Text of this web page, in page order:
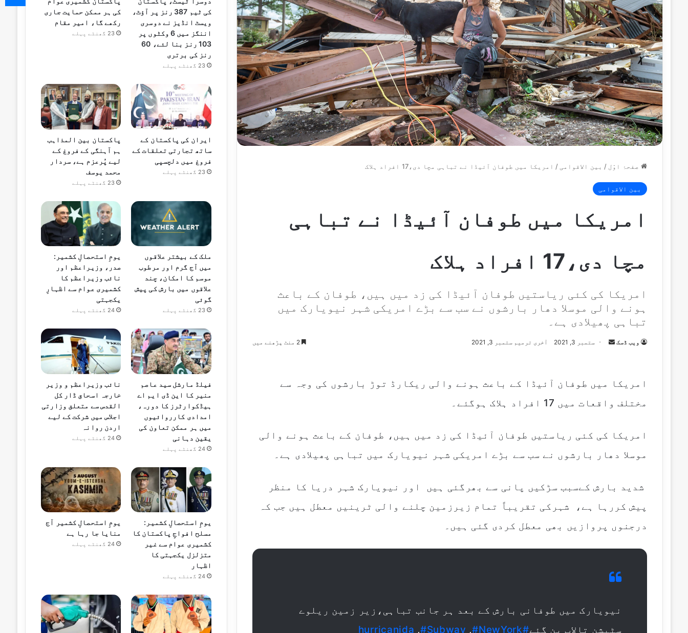
صفحۂ اوّل / بین الاقوامی / امریکا میں طوفان آئیڈا نے تباہی مچا دی،17 افراد ہلاک
بین الاقوامی
امریکا میں طوفان آئیڈا نے تباہی
مچا دی،17 افراد ہلاک
امریکا کی کئی ریاستیں طوفان آئیڈا کی زد میں ہیں، طوفان کے باعث
ہونے والی موسلا دھار بارشوں نے سب سے بڑے امریکی شہر نیویارک میں
تباہی پھیلادی ہے۔
ویب ڈسک
Send ستمبر 3, 2021 آخری ترمیم ستمبر 3, 2021 2 منٹ پڑھنے میں
امریکا میں طوفان آئیڈا کے باعث ہونے والی ریکارڈ توڑ بارشوں کی وجہ سے
مختلف واقعات میں 17 افراد ہلاک ہوگئے۔
امریکا کی کئی ریاستیں طوفان آئیڈا کی زد میں ہیں، طوفان کے باعث ہونے والی
موسلا دھار بارشوں نے سب سے بڑے امریکی شہر نیویارک میں تباہی پھیلادی ہے۔
شدید بارش کےسبب سڑکیں پانی سے بھرگئی ہیں اور نیویارک شہر دریا کا منظر
پیش کررہا ہے، شہرکی تقریباً تمام زیرزمین چلنے والی ٹرینیں معطل ہیں جب کہ
درجنوں پروازیں بھی معطل کردی گئی ہیں۔
نیویارک میں طوفانی بارش کے بعد ہر جانب تباہی،زیر زمین ریلوے
سٹیشن تالاب بن گئے#hurricanida
,#Subway ,#NewYork
کی ٹیم 387 رنز پر آؤٹ،
ویسٹ انڈیز نے دوسری
اننگز میں 6 وکٹوں پر
103 رنز بنا لئے، 60
رنز کی برتری
23 گھنٹے پہلے
کی ہر ممکن حمایت جاری
رکھے گا، امیر مقام
23 گھنٹے پہلے
ایران کی پاکستان کے
ساتھ تجارتی تعلقات کے
فروغ میں دلچسپی
23 گھنٹے پہلے
پاکستان بین المذاہب
ہم آہنگی کے فروغ کے
لیے پُرعزم ہے، سردار
محمد یوسف
23 گھنٹے پہلے
ملک کے بیشتر علاقوں
میں آج گرم اور مرطوب
موسم کا امکان، چند
علاقوں میں بارش کی پیش
گوئی
23 گھنٹے پہلے
یومِ استحصالِ کشمیر:
صدر، وزیراعظم اور
نائب وزیراعظم کا
کشمیری عوام سے اظہارِ
یکجہتی
24 گھنٹے پہلے
فیلڈ مارشل سید عاصم
منیر کا این ڈی ایم اے
ہیڈکوارٹرز کا دورہ،
امدادی کارروائیوں
میں ہر ممکن تعاون کی
یقین دہانی
24 گھنٹے پہلے
نائب وزیراعظم و وزیر
خارجہ اسحاق ڈار کل
القدس سے متعلق وزارتی
اجلاس میں شرکت کے لیے
اردن روانہ
24 گھنٹے پہلے
یومِ استحصالِ کشمیر:
مسلح افواجِ پاکستان کا
کشمیری عوام سے غیر
متزلزل یکجہتی کا
اظہار
24 گھنٹے پہلے
یومِ استحصالِ کشمیر آج
منایا جا رہا ہے
24 گھنٹے پہلے